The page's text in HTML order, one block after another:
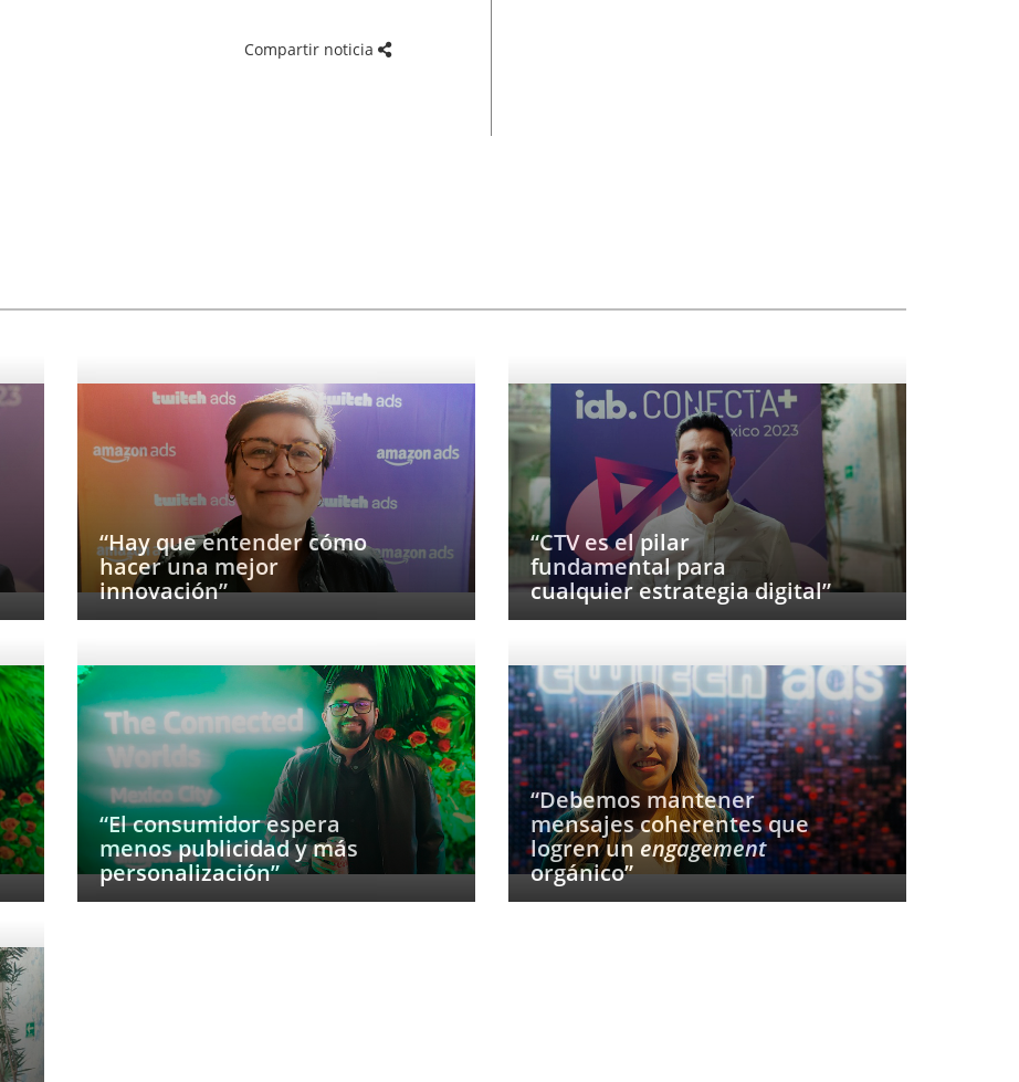
Compartir noticia
“Hay que entender cómo
hacer una mejor
innovación”
“CTV es el pilar
fundamental para
cualquier estrategia digital”
“El consumidor espera
menos publicidad y más
personalización”
“Debemos mantener
mensajes coherentes que
logren un engagement
orgánico”